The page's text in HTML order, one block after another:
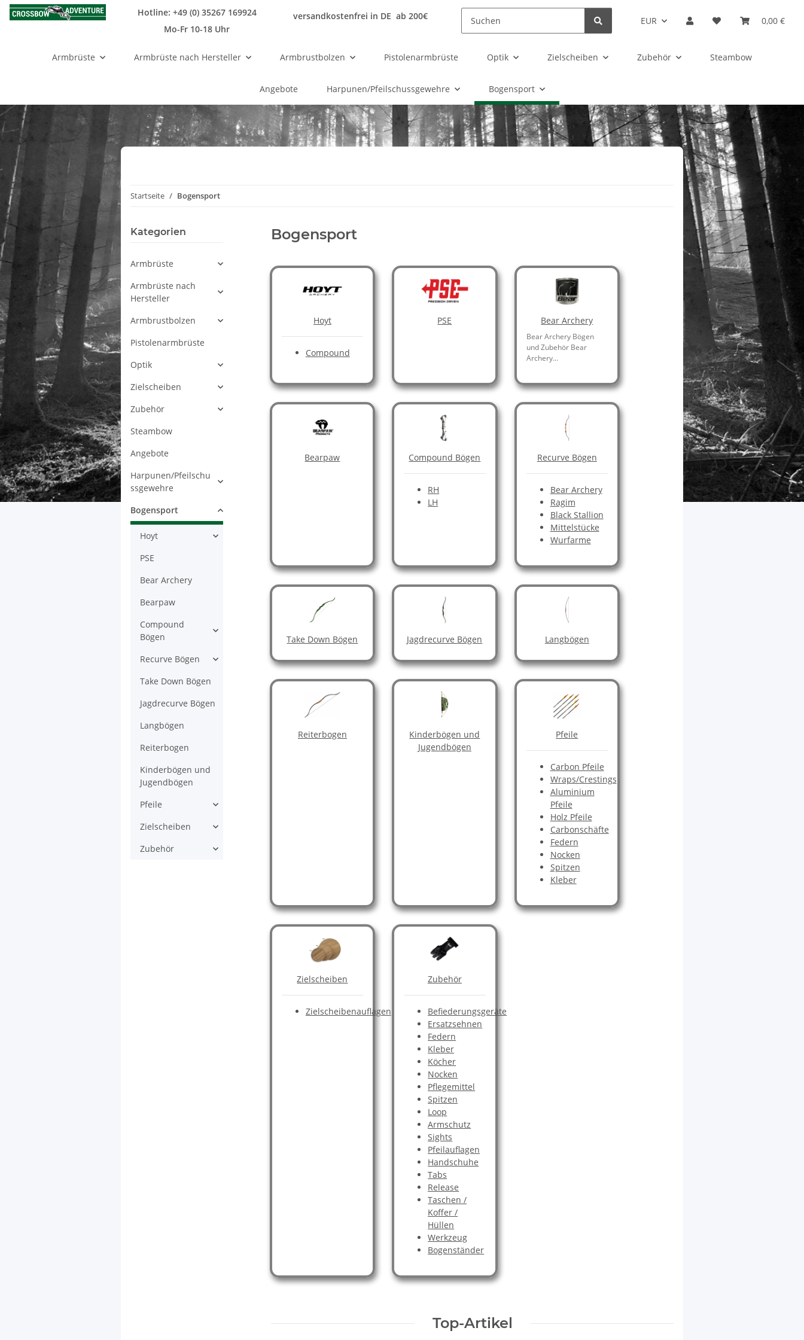
Hotline: +49 (0) 35267 169924
Mo-Fr 10-18 Uhr
versandkostenfrei in DE ab 200€ EUR 0,00 €
Armbrüste Armbrüste nach Hersteller Armbrustbolzen Pistolenarmbrüste Optik Zielscheiben Zubehör Steambow
Angebote Harpunen/Pfeilschussgewehre Bogensport
Startseite Bogensport
Bogensport
Hoyt
Compound
PSE Bear Archery
Bear Archery Bögen
und Zubehör Bear
Archery...
Bearpaw Compound Bögen
RH
LH
Recurve Bögen
Bear Archery
Ragim
Black Stallion
Mittelstücke
Wurfarme
Take Down Bögen Jagdrecurve Bögen Langbögen
Reiterbogen
Kinderbögen und
Jugendbögen
Pfeile
Carbon Pfeile
Wraps/Crestings
Aluminium
Pfeile
Holz Pfeile
Carbonschäfte
Federn
Nocken
Spitzen
Kleber
Zielscheiben
Zielscheibenauflagen
Zubehör
Befiederungsgeräte
Ersatzsehnen
Federn
Kleber
Köcher
Nocken
Pflegemittel
Spitzen
Loop
Armschutz
Sights
Pfeilauflagen
Handschuhe
Tabs
Release
Taschen /
Koffer /
Hüllen
Werkzeug
Bogenständer
Top-Artikel
Kategorien
Armbrüste
Armbrüste nach
Hersteller
Armbrustbolzen
Pistolenarmbrüste
Optik
Zielscheiben
Zubehör
Steambow
Angebote
Harpunen/Pfeilschu
ssgewehre
Bogensport
Hoyt
PSE
Bear Archery
Bearpaw
Compound
Bögen
Recurve Bögen
Take Down Bögen
Jagdrecurve Bögen
Langbögen
Reiterbogen
Kinderbögen und
Jugendbögen
Pfeile
Zielscheiben
Zubehör